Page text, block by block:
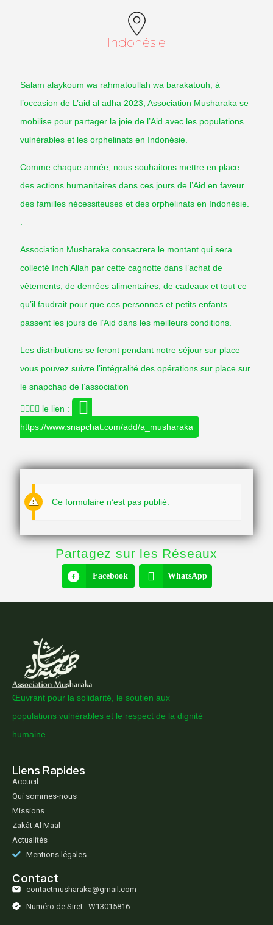
Indonésie
Salam alaykoum wa rahmatoullah wa barakatouh, à
l’occasion de L’aid al adha 2023, Association Musharaka se
mobilise pour partager la joie de l’Aid avec les populations
vulnérables et les orphelinats en Indonésie.
Comme chaque année, nous souhaitons mettre en place
des actions humanitaires dans ces jours de l’Aid en faveur
des familles nécessiteuses et des orphelinats en Indonésie.
Association Musharaka consacrera le montant qui sera
collecté Inch’Allah par cette cagnotte dans l’achat de
vêtements, de denrées alimentaires, de cadeaux et tout ce
qu’il faudrait pour que ces personnes et petits enfants
passent les jours de l’Aid dans les meilleurs conditions.
Les distributions se feront pendant notre séjour sur place
vous pouvez suivre l’intégralité des opérations sur place sur
le snapchap de l’association
👉🏻👉🏻 le lien :
https://www.snapchat.com/add/a_musharaka
Ce formulaire n’est pas publié.
Partagez sur les Réseaux
Facebook WhatsApp
Œuvrant pour la solidarité, le soutien aux
populations vulnérables et le respect de la dignité
humaine.
Liens Rapides
Accueil
Qui sommes-nous
Missions
Zakât Al Maal
Actualités
Mentions légales
Contact
contactmusharaka@gmail.com
Numéro de Siret : W13015816